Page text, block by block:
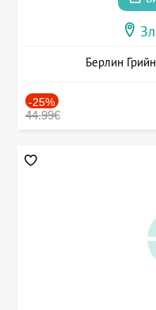
Берлин
-25%
44.99€